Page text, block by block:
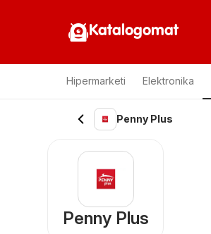
Katalogomat
Hipermarketi Elektronika
Penny Plus
Penny Plus